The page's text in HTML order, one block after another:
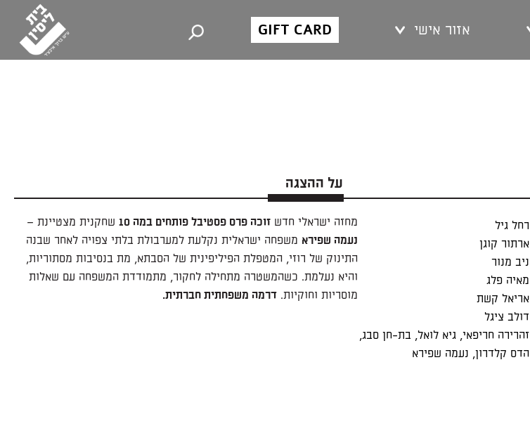
אזור אישי GIFT CARD
על ההצגה
מחזה ישראלי חדש זוכה פרס פסטיבל פותחים במה 10
שחקנית מצטיינת –
נעמה שפירא משפחה ישראלית נקלעת למערבולת בלתי צפויה לאחר שבנה
התינוק של רוזי, המטפלת הפיליפינית של הסבתא, מת בנסיבות מסתוריות,
והיא נעלמת. כשהמשטרה מתחילה לחקור, מתמודדת המשפחה עם שאלות
מוסריות וחוקיות. דרמה משפחתית חברתית.
רחל גיל
ארתור קוגן
ניב מנור
מאיה פלג
אריאל קשת
דולב ציגל
זהרירה חריפאי גיא לואל בת-חן סבג
הדס קלדרון
נעמה שפירא